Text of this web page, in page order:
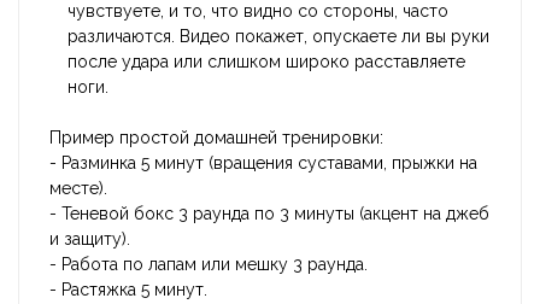
чувствуете, и то, что видно со стороны, часто
различаются. Видео покажет, опускаете ли вы руки
после удара или слишком широко расставляете
ноги.
Пример простой домашней тренировки:
- Разминка 5 минут (вращения суставами, прыжки на
месте).
- Теневой бокс 3 раунда по 3 минуты (акцент на джеб
и защиту).
- Работа по лапам или мешку 3 раунда.
- Растяжка 5 минут.